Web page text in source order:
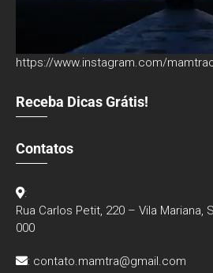
https://www.instagram.com/
Receba Dicas Grátis!
Contatos
:
Rua Carlos Petit, 220 – Vila Mariana,
000
: contato.mamtra@gmail.com